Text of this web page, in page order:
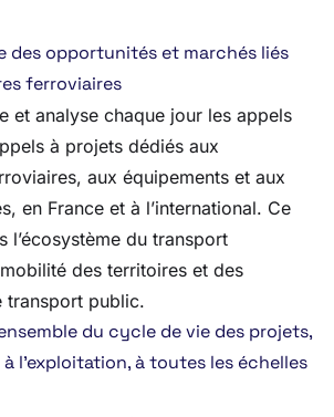
des opportunités et marchés liés
ferroviaires
et analyse chaque jour les appels
à projets dédiés aux
aux équipements et aux
en France et à l’international. Ce
l’écosystème du transport
des territoires et des
transport public.
du cycle de vie des projets,
l’exploitation, à toutes les échelles